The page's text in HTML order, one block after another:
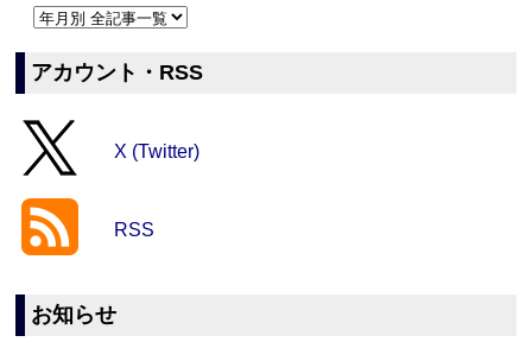
アカウント・RSS
X (Twitter)
RSS
お知らせ